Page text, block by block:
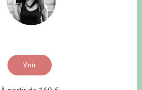
Voir